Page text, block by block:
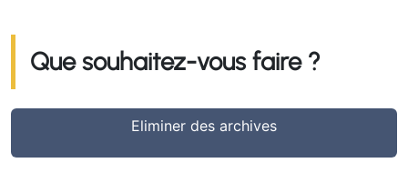
Que souhaitez-vous faire ?
Eliminer des archives